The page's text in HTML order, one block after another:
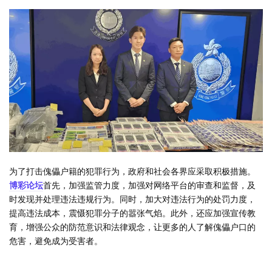
为了打击傀儡户籍的犯罪行为，政府和社会各界应采取积极措施。
博彩论坛首先，加强监管力度，加强对网络平台的审查和监督，及
时发现并处理违法违规行为。同时，加大对违法行为的处罚力度，
提高违法成本，震慑犯罪分子的嚣张气焰。此外，还应加强宣传教
育，增强公众的防范意识和法律观念，让更多的人了解傀儡户口的
危害，避免成为受害者。